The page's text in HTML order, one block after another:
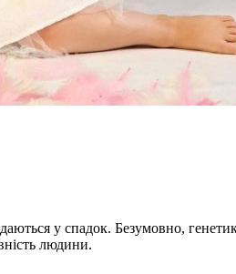
у спадок. Безумовно,
людини.